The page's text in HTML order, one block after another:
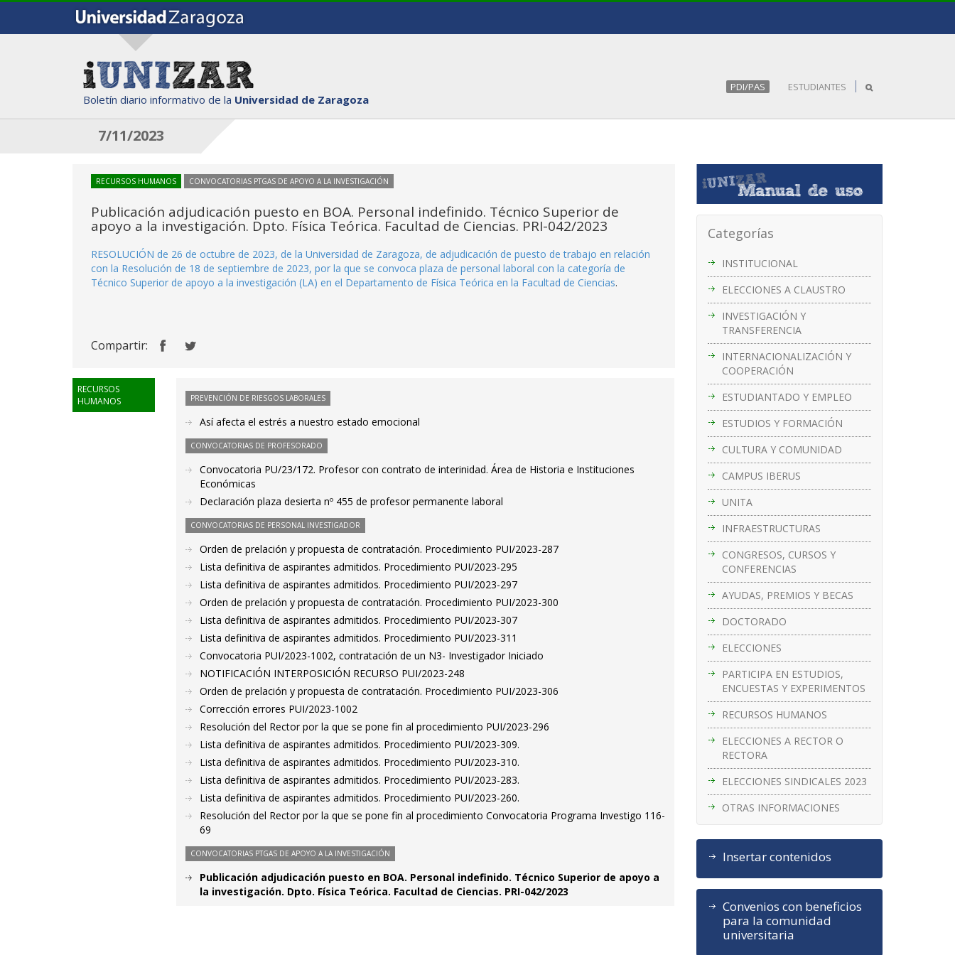
Boletín diario informativo de la Universidad de Zaragoza
PDI/PAS ESTUDIANTES
7/11/2023
Categorías
INSTITUCIONAL
ELECCIONES A CLAUSTRO
INVESTIGACIÓN Y
TRANSFERENCIA
INTERNACIONALIZACIÓN Y
COOPERACIÓN
ESTUDIANTADO Y EMPLEO
ESTUDIOS Y FORMACIÓN
CULTURA Y COMUNIDAD
CAMPUS IBERUS
UNITA
INFRAESTRUCTURAS
CONGRESOS, CURSOS Y
CONFERENCIAS
AYUDAS, PREMIOS Y BECAS
DOCTORADO
ELECCIONES
PARTICIPA EN ESTUDIOS,
ENCUESTAS Y EXPERIMENTOS
RECURSOS HUMANOS
ELECCIONES A RECTOR O
RECTORA
ELECCIONES SINDICALES 2023
OTRAS INFORMACIONES
Insertar contenidos
Convenios con beneficios
para la comunidad
universitaria
RECURSOS HUMANOS CONVOCATORIAS PTGAS DE APOYO A LA INVESTIGACIÓN
Publicación adjudicación puesto en BOA. Personal indefinido. Técnico Superior de
apoyo a la investigación. Dpto. Física Teórica. Facultad de Ciencias. PRI-042/2023
RESOLUCIÓN de 26 de octubre de 2023, de la Universidad de Zaragoza, de adjudicación de puesto de trabajo en relación
con la Resolución de 18 de septiembre de 2023, por la que se convoca plaza de personal laboral con la categoría de
Técnico Superior de apoyo a la investigación (LA) en el Departamento de Física Teórica en la Facultad de Ciencias.
Compartir:
RECURSOS
HUMANOS
PREVENCIÓN DE RIESGOS LABORALES
Así afecta el estrés a nuestro estado emocional
CONVOCATORIAS DE PROFESORADO
Convocatoria PU/23/172. Profesor con contrato de interinidad. Área de Historia e Instituciones
Económicas
Declaración plaza desierta nº 455 de profesor permanente laboral
CONVOCATORIAS DE PERSONAL INVESTIGADOR
Orden de prelación y propuesta de contratación. Procedimiento PUI/2023-287
Lista definitiva de aspirantes admitidos. Procedimiento PUI/2023-295
Lista definitiva de aspirantes admitidos. Procedimiento PUI/2023-297
Orden de prelación y propuesta de contratación. Procedimiento PUI/2023-300
Lista definitiva de aspirantes admitidos. Procedimiento PUI/2023-307
Lista definitiva de aspirantes admitidos. Procedimiento PUI/2023-311
Convocatoria PUI/2023-1002, contratación de un N3- Investigador Iniciado
NOTIFICACIÓN INTERPOSICIÓN RECURSO PUI/2023-248
Orden de prelación y propuesta de contratación. Procedimiento PUI/2023-306
Corrección errores PUI/2023-1002
Resolución del Rector por la que se pone fin al procedimiento PUI/2023-296
Lista definitiva de aspirantes admitidos. Procedimiento PUI/2023-309.
Lista definitiva de aspirantes admitidos. Procedimiento PUI/2023-310.
Lista definitiva de aspirantes admitidos. Procedimiento PUI/2023-283.
Lista definitiva de aspirantes admitidos. Procedimiento PUI/2023-260.
Resolución del Rector por la que se pone fin al procedimiento Convocatoria Programa Investigo 116-
69
CONVOCATORIAS PTGAS DE APOYO A LA INVESTIGACIÓN
Publicación adjudicación puesto en BOA. Personal indefinido. Técnico Superior de apoyo a
la investigación. Dpto. Física Teórica. Facultad de Ciencias. PRI-042/2023